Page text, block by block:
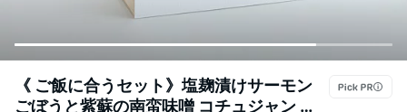
《 ご飯に合うセット》塩麹漬けサーモン
ごぼうと紫蘇の南蛮味噌 コチュジャン ★